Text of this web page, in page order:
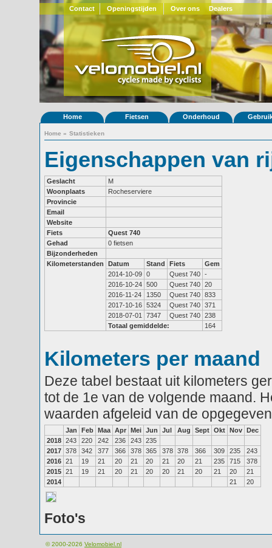
Contact Openingstijden Over ons Dealers
Home Fietsen Onderhoud
Home » Statistieken
Eigenschappen van
Geslacht
M
Woonplaats
Rocheserviere
Provincie
Email
Website
Fiets
Quest 740
Gehad
0 fietsen
Bijzonderheden
Kilometerstanden
Datum Stand Fiets
Gem
2014-10-09 0 Quest 740 -
2016-10-24 500 Quest 740 20
2016-11-24
1350 Quest 740 833
2017-10-16 5324 Quest 740 371
2018-07-01
7347 Quest 740 238
Totaal gemiddelde:
164
Kilometers per maand
Deze tabel bestaat uit kilometers
tot de 1e van de volgende maand.
waarden afgeleid van de
Jan Feb Maa Apr Mei Jun Jul Aug Sept Okt Nov Dec
2018 243 220 242 236 243 235
2017 378 342 377 366 378 365 378 378 366 309 235
243
2016 21 19 21 20 21 20 21 20 21 235 715
378
2015 21 19 21 20 21 20 20 21 20 21 20
21
2014
21 20
Foto's
© 2000-2026 Velomobiel.nl